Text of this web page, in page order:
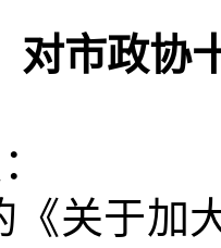
对市政协
：
《关于加